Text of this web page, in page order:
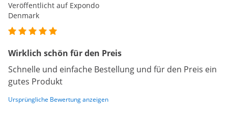
Veröffentlicht auf Expondo
Denmark
Wirklich schön für den Preis
Schnelle und einfache Bestellung und für den Preis ein
gutes Produkt
Ursprüngliche Bewertung anzeigen